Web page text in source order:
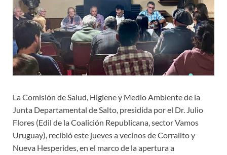
La Comisión de Salud, Higiene y Medio Ambiente de la
Junta Departamental de Salto, presidida por el Dr. Julio
Flores (Edil de la Coalición Republicana, sector Vamos
Uruguay), recibió este jueves a vecinos de Corralito y
Nueva Hesperides, en el marco de la apertura a